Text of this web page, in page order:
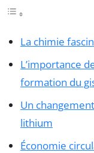
La chimie
L’importance
formation du
Un
lithium
Économie